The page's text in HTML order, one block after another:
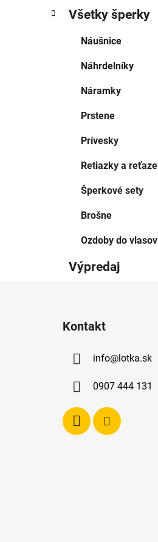
Všetky šperky
Náušnice
Náhrdelníky
Náramky
Prstene
Prívesky
Retiazky a reťaze
Šperkové sety
Brošne
Ozdoby do vlasov
Výpredaj
Kontakt
info@lotka.sk
0907 444 131